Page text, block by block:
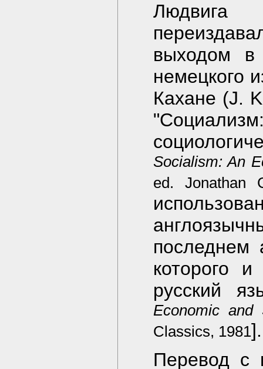
Людвига
выходом
немецкого
Кахане (J.
Socialism: An
ed. Jonathan
последнем
которого
русский
Economic and
Classics, 1981].
Перевод с